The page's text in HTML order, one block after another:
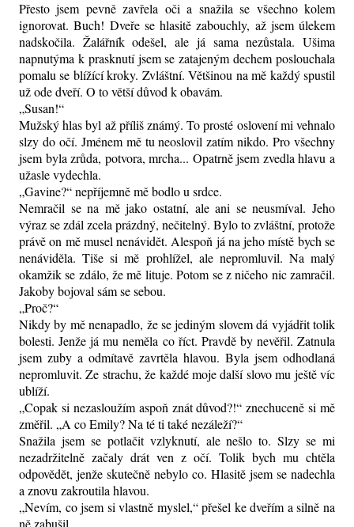
Přesto jsem pevně zavřela oči a snažila se všechno kolem
ignorovat. Buch! Dveře se hlasitě zabouchly, až jsem úlekem
nadskočila. Žalářník odešel, ale já sama nezůstala. Ušima
napnutýma k prasknutí jsem se zatajeným dechem poslouchala
pomalu se blížící kroky. Zvláštní. Většinou na mě každý spustil
už ode dveří. O to větší důvod k obavám.
„Susan!“
Mužský hlas byl až příliš známý. To prosté oslovení mi vehnalo
slzy do očí. Jménem mě tu neoslovil zatím nikdo. Pro všechny
jsem byla zrůda, potvora, mrcha... Opatrně jsem zvedla hlavu a
užasle vydechla.
„Gavine?“ nepříjemně mě bodlo u srdce.
Nemračil se na mě jako ostatní, ale ani se neusmíval. Jeho
výraz se zdál zcela prázdný, nečitelný. Bylo to zvláštní, protože
právě on mě musel nenávidět. Alespoň já na jeho místě bych se
nenáviděla. Tiše si mě prohlížel, ale nepromluvil. Na malý
okamžik se zdálo, že mě lituje. Potom se z ničeho nic zamračil.
Jakoby bojoval sám se sebou.
„Proč?“
Nikdy by mě nenapadlo, že se jediným slovem dá vyjádřit tolik
bolesti. Jenže já mu neměla co říct. Pravdě by nevěřil. Zatnula
jsem zuby a odmítavě zavrtěla hlavou. Byla jsem odhodlaná
nepromluvit. Ze strachu, že každé moje další slovo mu ještě víc
ublíží.
„Copak si nezasloužím aspoň znát důvod?!“ znechuceně si mě
změřil. „A co Emily? Na té ti také nezáleží?“
Snažila jsem se potlačit vzlyknutí, ale nešlo to. Slzy se mi
nezadržitelně začaly drát ven z očí. Tolik bych mu chtěla
odpovědět, jenže skutečně nebylo co. Hlasitě jsem se nadechla
a znovu zakroutila hlavou.
„Nevím, co jsem si vlastně myslel,“ přešel ke dveřím a silně na
ně zabušil.